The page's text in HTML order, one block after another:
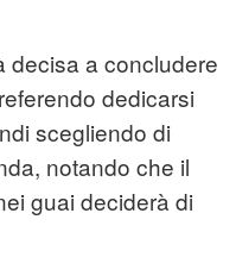
decisa a concludere
dedicarsi
scegliendo di
notando che il
guai deciderà di